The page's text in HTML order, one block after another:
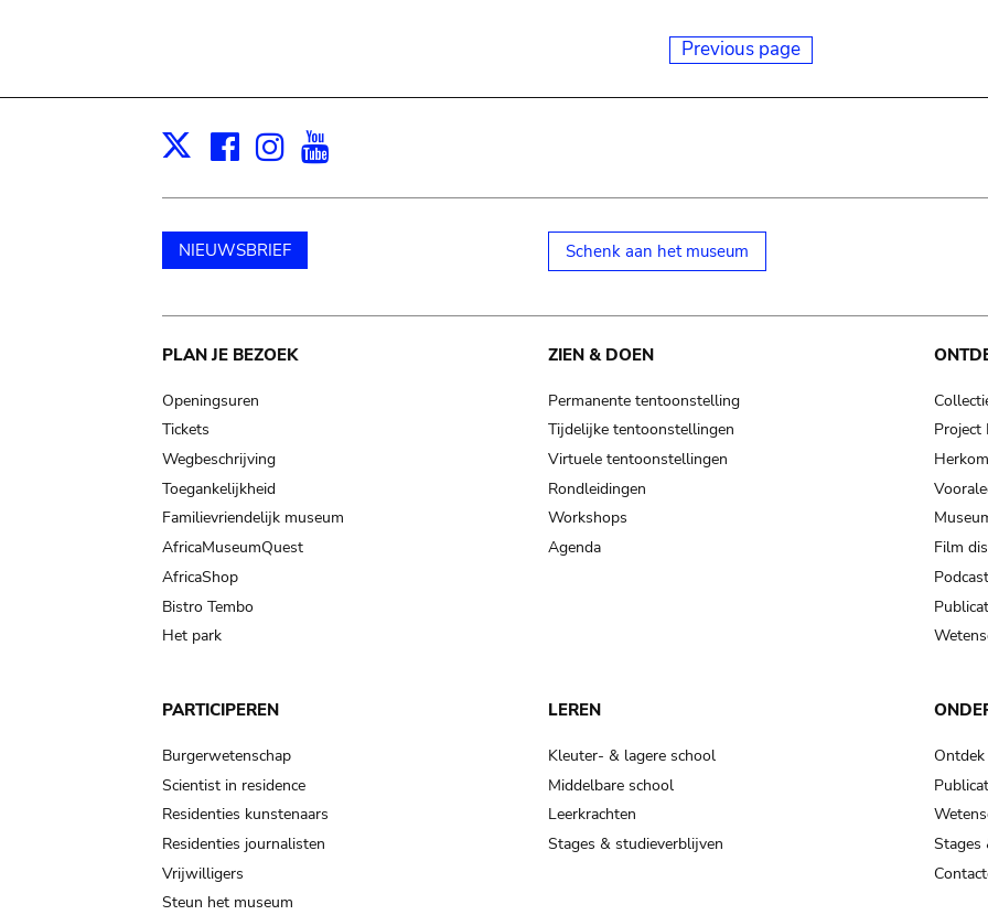
Previous page
X Facebook
Instagram
NIEUWSBRIEF Schenk aan het museum
Main
navigation
PLAN JE BEZOEK
Openingsuren
Tickets
Wegbeschrijving
Toegankelijkheid
Familievriendelijk museum
AfricaMuseumQuest
AfricaShop
Bistro Tembo
Het park
ZIEN & DOEN
Permanente tentoonstelling
Tijdelijke tentoonstellingen
Virtuele tentoonstellingen
Rondleidingen
Workshops
Agenda
Project
Film
PARTICIPEREN
Burgerwetenschap
Scientist in residence
Residenties kunstenaars
Residenties journalisten
Vrijwilligers
Steun het museum
LEREN
Kleuter- & lagere school
Middelbare school
Leerkrachten
Stages & studieverblijven
Stages